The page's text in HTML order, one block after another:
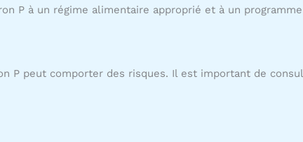
P à un régime alimentaire approprié et à un
P peut comporter des risques. Il est important de